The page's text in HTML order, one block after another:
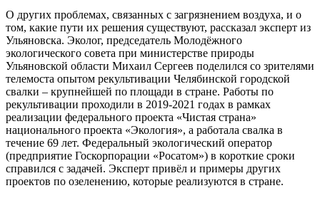
О других проблемах, связанных с загрязнением воздуха, и о
том, какие пути их решения существуют, рассказал эксперт из
Ульяновска. Эколог, председатель Молодёжного
экологического совета при министерстве природы
Ульяновской области Михаил Сергеев поделился со зрителями
телемоста опытом рекультивации Челябинской городской
свалки – крупнейшей по площади в стране. Работы по
рекультивации проходили в 2019-2021 годах в рамках
реализации федерального проекта «Чистая страна»
национального проекта «Экология», а работала свалка в
течение 69 лет. Федеральный экологический оператор
(предприятие Госкорпорации «Росатом») в короткие сроки
справился с задачей. Эксперт привёл и примеры других
проектов по озеленению, которые реализуются в стране.